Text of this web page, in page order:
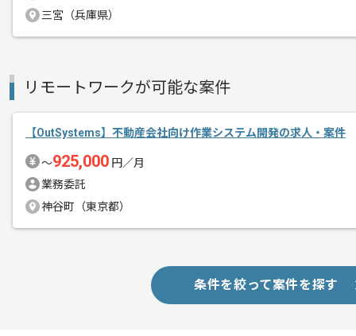
三宮（兵庫県）
リモートワークが可能な案件
【OutSystems】不動産会社向け作業システム開発の求人・案件
〜925,000 円／月
業務委託
神谷町（東京都）
条件を絞って案件を探す